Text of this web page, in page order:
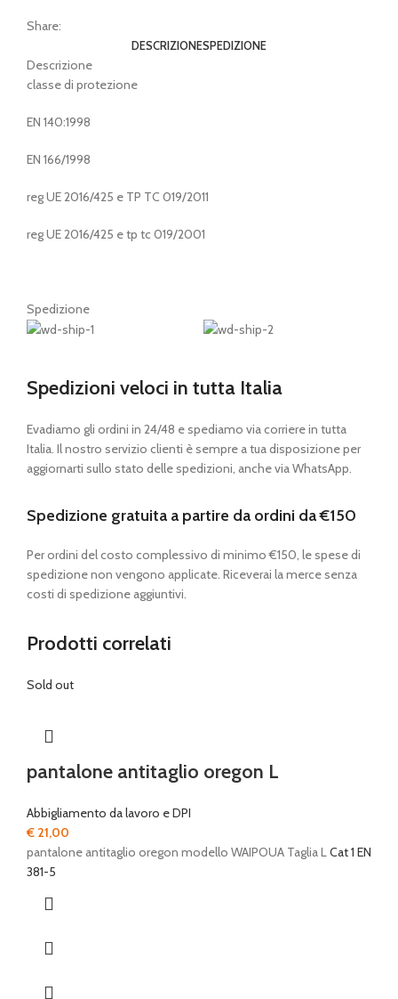
Share:
DESCRIZIONESPEDIZIONE
Descrizione
classe di protezione
EN 140:1998
EN 166/1998
reg UE 2016/425 e TP TC 019/2011
reg UE 2016/425 e tp tc 019/2001
Spedizione
Spedizioni veloci in tutta Italia
Evadiamo gli ordini in 24/48 e spediamo via corriere in tutta
Italia. Il nostro servizio clienti è sempre a tua disposizione per
aggiornarti sullo stato delle spedizioni, anche via WhatsApp.
Spedizione gratuita a partire da ordini da €150
Per ordini del costo complessivo di minimo €150, le spese di
spedizione non vengono applicate. Riceverai la merce senza
costi di spedizione aggiuntivi.
Prodotti correlati
Sold out
pantalone antitaglio oregon L
Abbigliamento da lavoro e DPI
€ 21,00
pantalone antitaglio oregon modello WAIPOUA Taglia LCat 1 EN
381-5